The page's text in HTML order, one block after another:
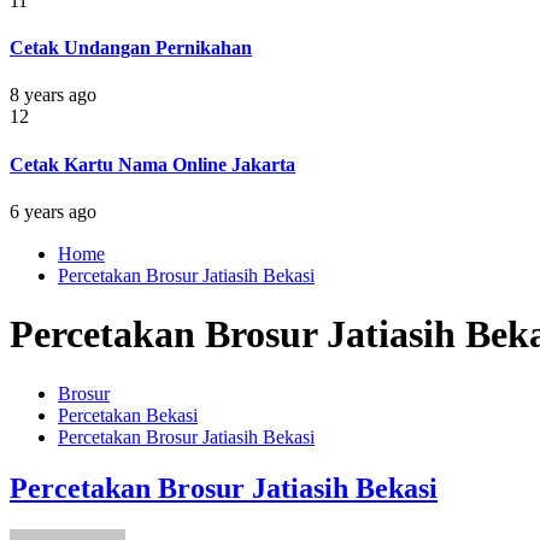
Cetak Undangan Pernikahan
8 years ago
12
Cetak Kartu Nama Online Jakarta
6 years ago
Home
Percetakan Brosur Jatiasih Bekasi
Percetakan Brosur Jatiasih
Brosur
Percetakan Bekasi
Percetakan Brosur Jatiasih Bekasi
Percetakan Brosur Jatiasih Bekasi